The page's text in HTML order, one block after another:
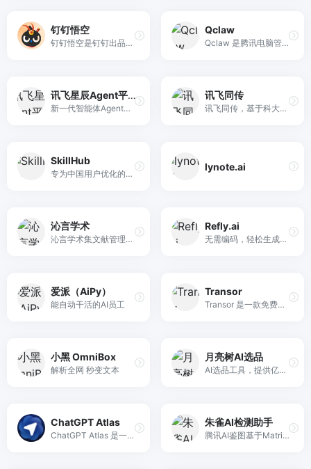
钉钉悟空
钉钉悟空是钉钉出品的个人 AI 助理，通过手机钉钉远程驱动电脑执行操作，具备跨应用自主执行、自动搜信息、填表格、发社媒等真实执行能力。
Qclaw
Qclaw 是腾讯电脑管家出品的个人 AI 助手，支持通过微信远程操控电脑，实现自动整理资料、搜论文、改文档及 GitHub 自动开发等高效任务。
讯飞星辰Agent平台AstronClaw
新一代智能体Agent开发平台，支持通过提示词Prompt、工作流Workflow灵活创建专业智能体。平台已整合丰富的模型、插件、MCP Server，支持一站式效果测评，助力开发者快速搭建生产级智能体。创建后可发布到讯飞星火App、微信公众号，或发布成API、MCP Server。
讯飞同传
讯飞同传，基于科大讯飞的智能语音和语言技术，提供多场景多语种实时转写翻译、同声传译、直播字幕上屏和会议记录分享等一体化同传服务。
SkillHub
专为中国用户优化的Skills社区，SkillHub 精选 Top 50 高质量 AI Skills，经过安全审核与多维度评估，助你发现最实用的 AI 技能。
lynote.ai
沁言学术
沁言学术集文献管理、PDF高亮批注、AI摘要翻译、自动生成1万+格式参考文献于一体，助力高效科研写作。
Refly.ai
无需编码，轻松生成可复用、可变现的AI自动化工作流
爱派（AiPy）
能自动干活的AI员工
Transor
Transor 是一款免费的人工智能翻译器，可帮助您实时翻译网站、YouTube 和 Netflix 字幕、PDF 文档和图像。适用于 Web、Chrome 扩展程序、Android、iOS、Windows 和 Mac。一键打破语言障碍。
小黑 OmniBox
解析全网 秒变文本
月亮树AI选品
AI选品工具，提供亿级实时商品大数据
ChatGPT Atlas
ChatGPT Atlas 是一款革命性的智能助手，它可以在您浏览网页时提供即时答案、更智能的建议和任务帮助。用户可以控制隐私设置，确保个人信息的安全。
朱雀AI检测助手
腾讯AI鉴图基于Matrix实验室算法，一键识别图片是否被AI生成、PS合成，无需注册，免费在线使用。